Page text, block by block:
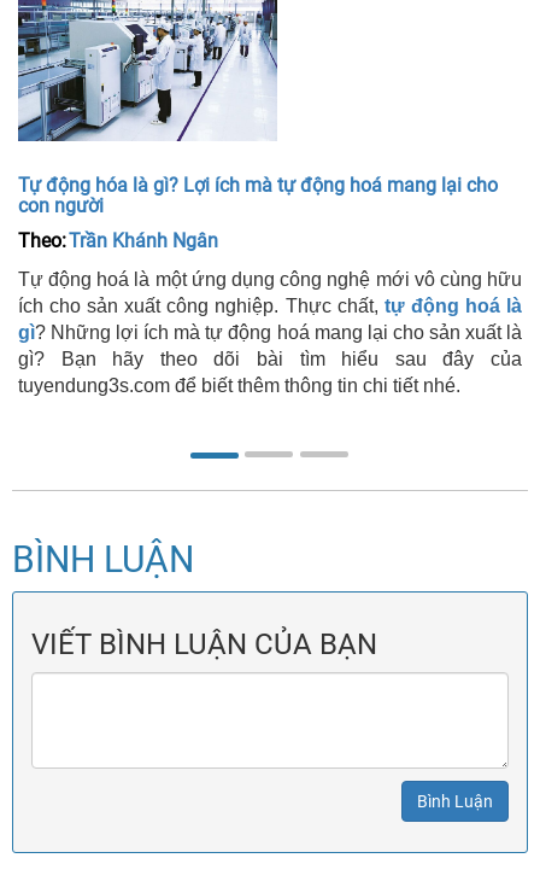
Tự động hóa là gì? Lợi ích mà tự động hoá mang lại cho
con người
Theo:Trần Khánh Ngân
Tự động hoá là một ứng dụng công nghệ mới vô cùng hữu
ích cho sản xuất công nghiệp. Thực chất, tự động hoá là
gì? Những lợi ích mà tự động hoá mang lại cho sản xuất là
gì? Bạn hãy theo dõi bài tìm hiểu sau đây của
tuyendung3s.com để biết thêm thông tin chi tiết nhé.
BÌNH LUẬN
VIẾT BÌNH LUẬN CỦA BẠN
Bình Luận